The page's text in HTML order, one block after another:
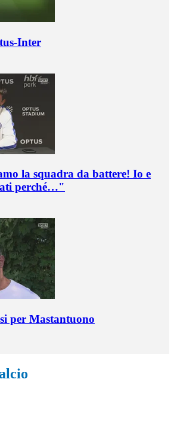
Inter
la squadra da battere! Io e
perché…"
per Mastantuono